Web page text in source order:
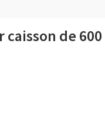
de 600